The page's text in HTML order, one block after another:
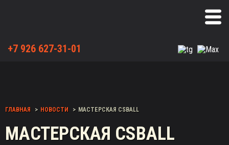
+7 926 627-31-01
ГЛАВНАЯ НОВОСТИ МАСТЕРСКАЯ CSBALL
МАСТЕРСКАЯ CSBALL